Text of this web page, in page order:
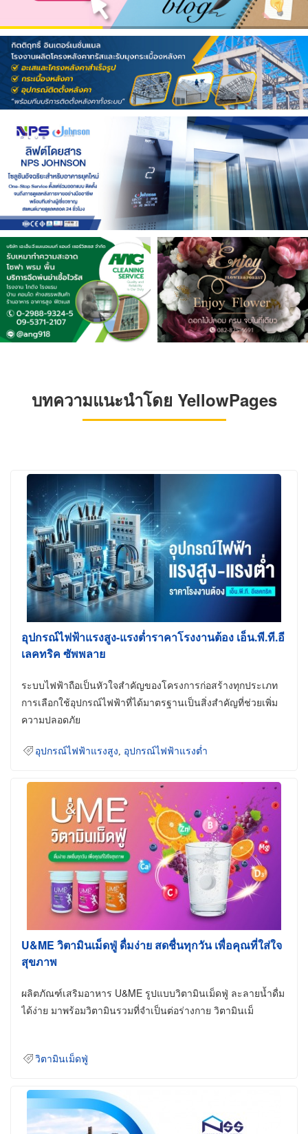
บทความแนะนำโดย YellowPages
อุปกรณ์ไฟฟ้าแรงสูง-แรงต่ำราคาโรงงานต้อง เอ็น.พี.ที.อี
เลคทริค ซัพพลาย
ระบบไฟฟ้าถือเป็นหัวใจสำคัญของโครงการก่อสร้างทุกประเภท
การเลือกใช้อุปกรณ์ไฟฟ้าที่ได้มาตรฐานเป็นสิ่งสำคัญที่ช่วยเพิ่ม
ความปลอดภัย
อุปกรณ์ไฟฟ้าแรงสูง อุปกรณ์ไฟฟ้าแรงต่ำ
U&ME วิตามินเม็ดฟู่ ดื่มง่าย สดชื่นทุกวัน เพื่อคุณที่ใส่ใจ
สุขภาพ
ผลิตภัณฑ์เสริมอาหาร U&ME รูปแบบวิตามินเม็ดฟู่ ละลายน้ำดื่ม
ได้ง่าย มาพร้อมวิตามินรวมที่จำเป็นต่อร่างกาย วิตามินเม็
วิตามินเม็ดฟู่